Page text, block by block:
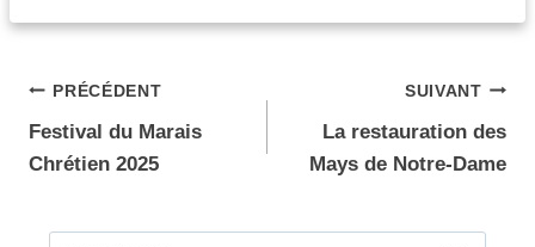
PRÉCÉDENT
Festival du Marais
Chrétien 2025
SUIVANT
La restauration des
Mays de Notre-Dame